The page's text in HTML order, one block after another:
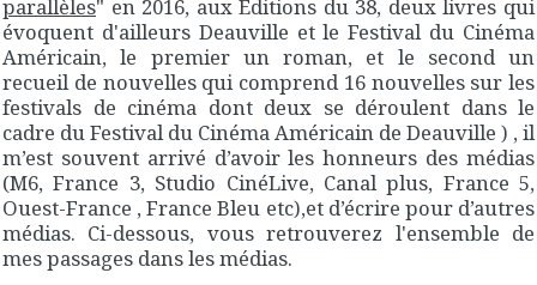
parallèles" en 2016, aux Editions du 38, deux livres qui
évoquent d'ailleurs Deauville et le Festival du Cinéma
Américain, le premier un roman, et le second un
recueil de nouvelles qui comprend 16 nouvelles sur les
festivals de cinéma dont deux se déroulent dans le
cadre du Festival du Cinéma Américain de Deauville ) , il
m’est souvent arrivé d’avoir les honneurs des médias
(M6, France 3, Studio CinéLive, Canal plus, France 5,
Ouest-France , France Bleu etc),et d’écrire pour d’autres
médias. Ci-dessous, vous retrouverez l'ensemble de
mes passages dans les médias.